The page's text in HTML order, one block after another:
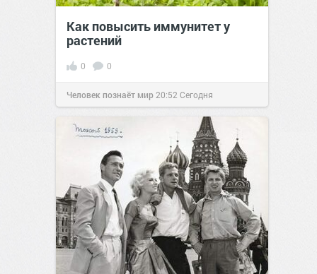
Как повысить иммунитет у
растений
0 0
Человек познаёт мир 20:52 Сегодня